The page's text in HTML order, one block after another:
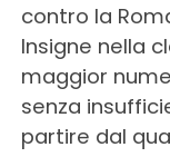
contro la
Insigne nella
maggior
senza
partire dal